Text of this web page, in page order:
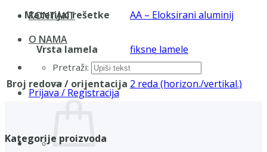
KONTAKT
O NAMA
Pretraži:
Prijava / Registracija
Materijal rešetke AA – Eloksirani aluminij
Vrsta lamela fiksne lamele
Broj redova / orijentacija 2 reda (horizon./vertikal.)
Kategorije proizvoda